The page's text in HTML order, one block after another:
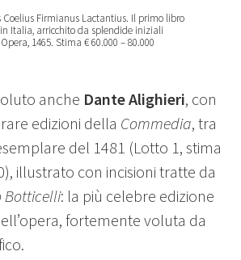
Coelius Firmianus Lactantius. Il primo libro
Italia, arricchito da splendide iniziali
1465. Stima € 60.000 – 80.000
anche Dante Alighieri, con
edizioni della Commedia, tra
del 1481 (Lotto 1, stima
illustrato con incisioni tratte da
Botticelli: la più celebre edizione
fortemente voluta da